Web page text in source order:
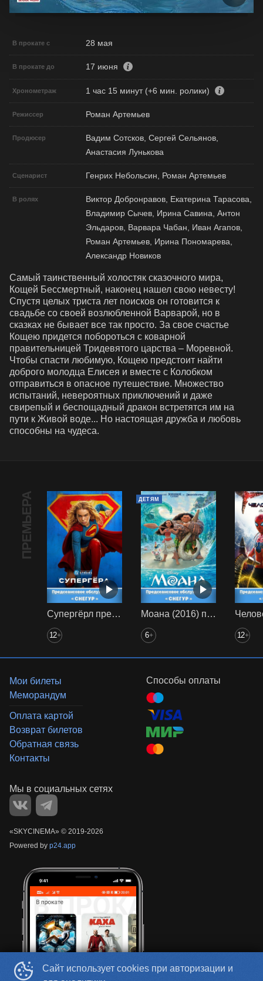
В прокате с 28 мая
В прокате до 17 июня
Хронометраж 1 час 15 минут (+6 мин. ролики)
Режиссер Роман Артемьев
Продюсер
Вадим Сотсков, Сергей Сельянов,
Анастасия Лунькова
Сценарист Генрих Небольсин, Роман Артемьев
В ролях
Виктор Добронравов, Екатерина Тарасова,
Владимир Сычев, Ирина Савина, Антон
Эльдаров, Варвара Чабан, Иван Агапов,
Роман Артемьев, Ирина Пономарева,
Александр Новиков
Самый таинственный холостяк сказочного мира,
Кощей Бессмертный, наконец нашел свою невесту!
Спустя целых триста лет поисков он готовится к
свадьбе со своей возлюбленной Варварой, но в
сказках не бывает все так просто. За свое счастье
Кощею придется побороться с коварной
правительницей Тридевятого царства – Моревной.
Чтобы спасти любимую, Кощею предстоит найти
доброго молодца Елисея и вместе с Колобком
отправиться в опасное путешествие. Множество
испытаний, невероятных приключений и даже
свирепый и беспощадный дракон встретятся им на
пути к Живой воде... Но настоящая дружба и любовь
способны на чудеса.
ПРЕМЬЕРА
Супергёрл предс. обсл. Снегур
12+
ДЕТЯМ
Моана (2016) предс. обсл. Снегур
6+ 12+
Сайт использует cookies при авторизации и
Мои билеты
Меморандум
Оплата картой
Возврат билетов
Обратная связь
Контакты
Способы оплаты
«‎SKYCINEMA» © 2019-2026
Powered by p24.app